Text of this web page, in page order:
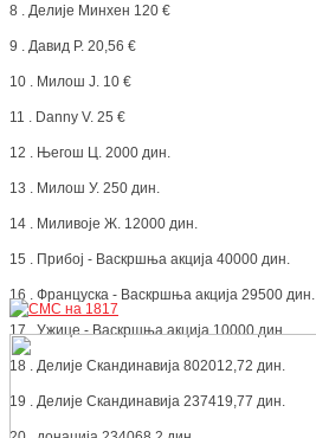
8 . Делије Минхен 120 €
9 . Давид Р. 20,56 €
10 . Милош Ј. 10 €
11 . Danny V. 25 €
12 . Његош Ц. 2000 дин.
13 . Милош У. 250 дин.
14 . Миливоје Ж. 12000 дин.
15 . Прибој - Васкршња акција 40000 дин.
16 . Француска - Васкршња акција 29500 дин.
17 . Ужице - Васкршња акција 10000 дин.
18 . Делије Скандинавија 802012,72 дин.
19 . Делије Скандинавија 237419,77 дин.